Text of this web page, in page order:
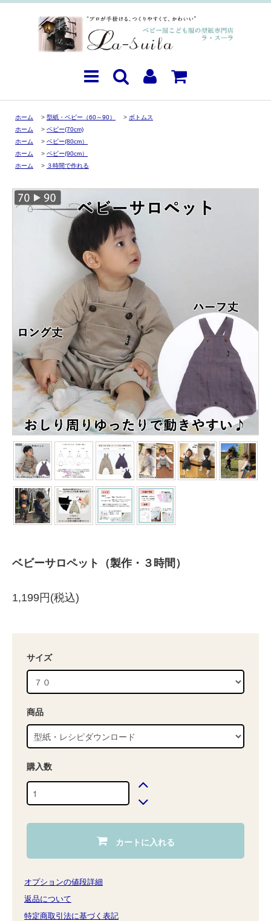
ホーム > 型紙・ベビー（60～90） > ボトムス
ホーム
> ベビー(70cm)
ホーム
> ベビー(80cm）
ホーム
> ベビー(90cm）
ホーム
> ３時間で作れる
ベビーサロペット（製作・３時間）
1,199円(税込)
サイズ
商品
購入数
カートに入れる
オプションの値段詳細
返品について
特定商取引法に基づく表記